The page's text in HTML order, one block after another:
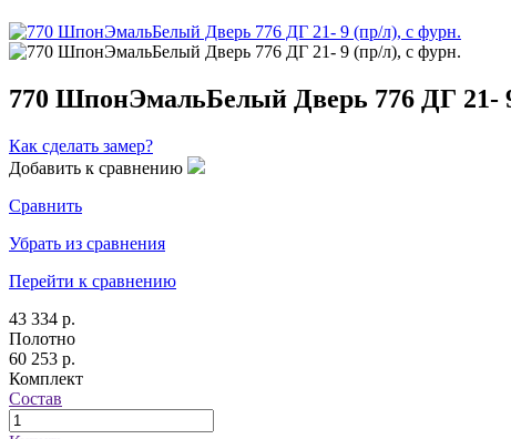
770 ШпонЭмальБелый Дверь 776 ДГ 21-
Как сделать замер?
Добавить к сравнению
Сравнить
Убрать из сравнения
Перейти к сравнению
43 334 р.
Полотно
60 253 р.
Комплект
Состав